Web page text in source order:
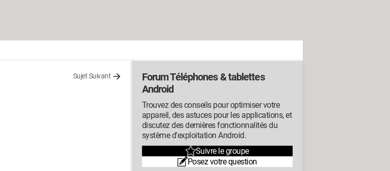
Sujet Suivant
Forum Téléphones & tablettes
Android
Trouvez des conseils pour optimiser votre
appareil, des astuces pour les applications, et
discutez des dernières fonctionnalités du
système d'exploitation Android.
Suivre le groupe
Posez votre question